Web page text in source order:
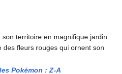
territoire en magnifique jardin
des fleurs rouges qui ornent son
Pokémon : Z-A